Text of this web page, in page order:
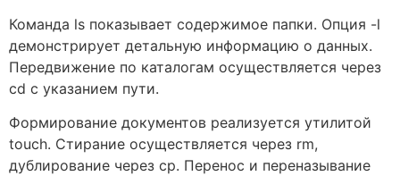
Команда ls показывает содержимое папки. Опция -l
демонстрирует детальную информацию о данных.
Передвижение по каталогам осуществляется через
cd с указанием пути.
Формирование документов реализуется утилитой
touch. Стирание осуществляется через rm,
дублирование через cp. Перенос и переназывание